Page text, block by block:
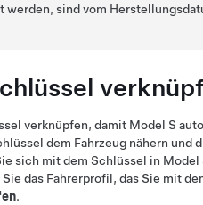
sind vom
verknüpfen, damit Model S
dem Fahrzeug nähern und
sich mit dem Schlüssel in Model
das Fahrerprofil, das Sie mit
.